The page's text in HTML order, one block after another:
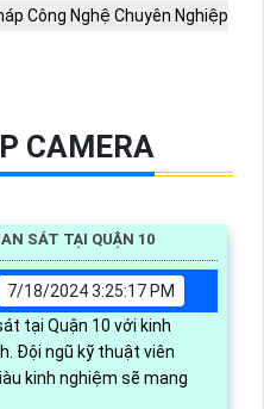
Công Nghệ Chuyên Nghiệp
CAMERA
SÁT TẠI QUẬN 10
7/18/2024 3:25:17 PM
tại Quận 10 với kinh
kinh nghiệm sẽ mang